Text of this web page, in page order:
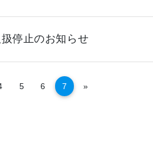
停止のお知らせ
5 6 7 »Tiếp theo